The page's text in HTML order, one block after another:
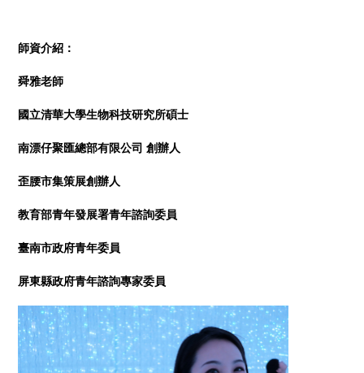
師資介紹：
舜雅老師
國立清華大學生物科技研究所碩士
南漂仔聚匯總部有限公司 創辦人
歪腰市集策展創辦人
教育部青年發展署青年諮詢委員
臺南市政府青年委員
屏東縣政府青年諮詢專家委員